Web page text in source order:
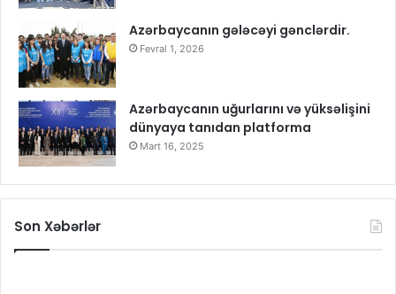
Azərbaycanın gələcəyi gənclərdir.
Fevral 1, 2026
Azərbaycanın uğurlarını və yüksəlişini
dünyaya tanıdan platforma
Mart 16, 2025
Son Xəbərlər